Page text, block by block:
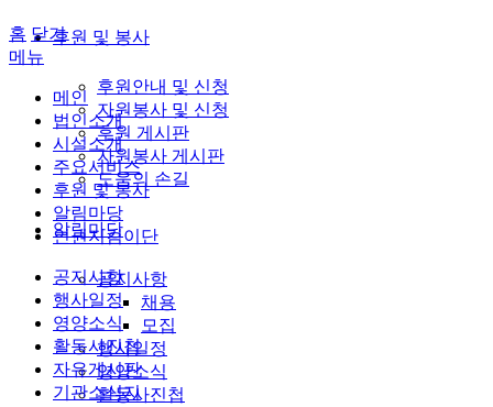
후원 및 봉사
후원안내 및 신청
자원봉사 및 신청
후원 게시판
자원봉사 게시판
도움의 손길
알림마당
공지사항
채용
모집
행사일정
영양소식
활동사진첩
홈 닫기
메뉴
메인
법인소개
시설소개
주요서비스
후원 및 봉사
알림마당
인권지킴이단
공지사항
행사일정
영양소식
활동사진첩
자유게시판
기관소식지